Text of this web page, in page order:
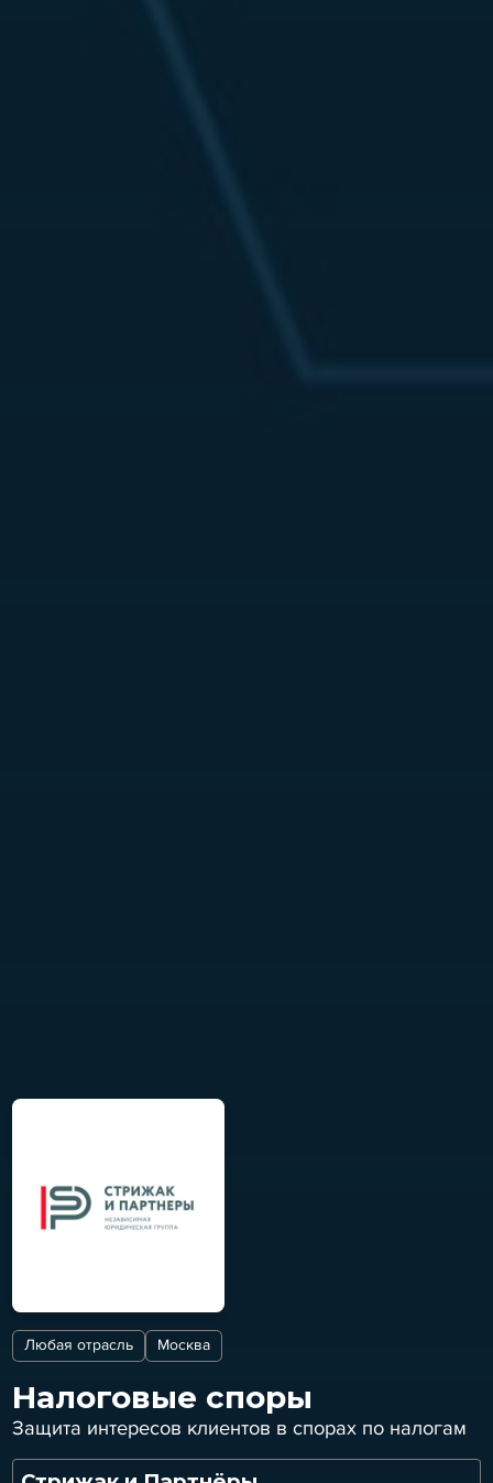
Любая отрасль Москва
Налоговые споры
Защита интересов клиентов в спорах по налогам